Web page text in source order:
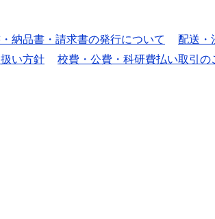
納品書・請求書の発行について 配送・
い方針 校費・公費・科研費払い取引の